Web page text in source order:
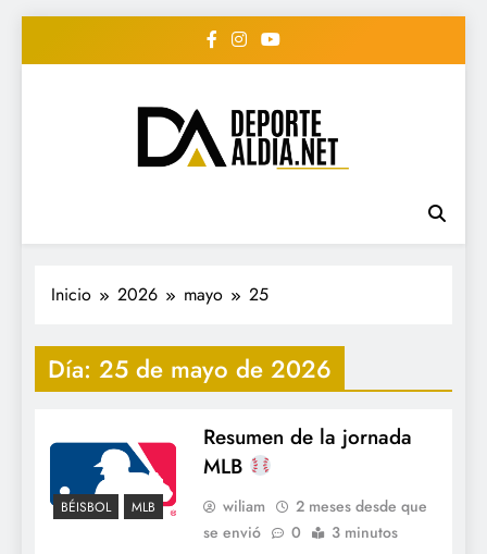
• DEPORTE AL DIA •
"Periodico Deportivo
Digital"
#deportealdiard #deportealdiaperiodico
Inicio 2026 mayo 25
Día: 25 de mayo de 2026
BÉISBOL MLB
Resumen de la jornada
MLB
wiliam
2 meses desde que
se envió
0 3 minutos